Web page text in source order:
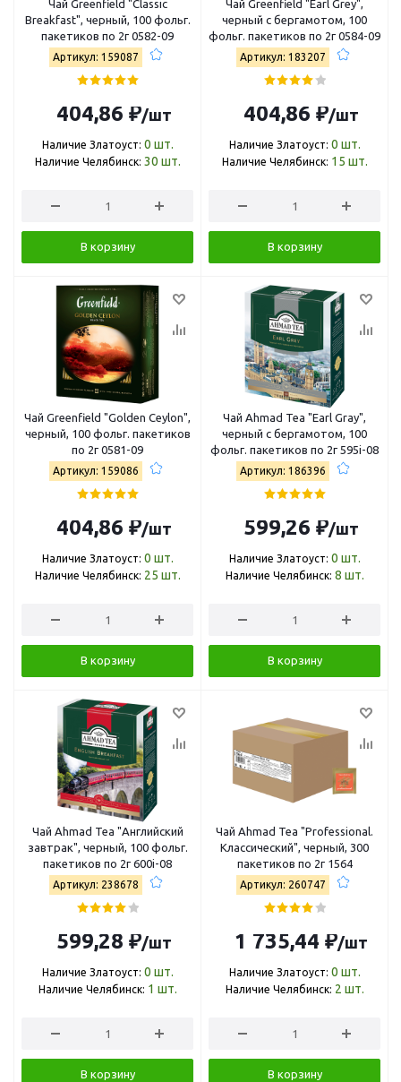
Чай Greenfield "Classic
Breakfast", черный, 100 фольг.
пакетиков по 2г 0582-09
Артикул: 159087
404,86 ₽/шт
Наличие Златоуст: 0 шт.
Наличие Челябинск: 30 шт.
В корзину
Чай Greenfield "Earl Grey",
черный с бергамотом, 100
фольг. пакетиков по 2г 0584-09
Артикул: 183207
404,86 ₽/шт
Наличие Златоуст: 0 шт.
Наличие Челябинск: 15 шт.
В корзину
Чай Greenfield "Golden Ceylon",
черный, 100 фольг. пакетиков
по 2г 0581-09
Артикул: 159086
404,86 ₽/шт
Наличие Златоуст: 0 шт.
Наличие Челябинск: 25 шт.
В корзину
Чай Ahmad Tea "Earl Gray",
черный с бергамотом, 100
фольг. пакетиков по 2г 595i-08
Артикул: 186396
599,26 ₽/шт
Наличие Златоуст: 0 шт.
Наличие Челябинск: 8 шт.
В корзину
Чай Ahmad Tea "Английский
завтрак", черный, 100 фольг.
пакетиков по 2г 600i-08
Артикул: 238678
599,28 ₽/шт
Наличие Златоуст: 0 шт.
Наличие Челябинск: 1 шт.
В корзину
Чай Ahmad Tea "Professional.
Классический", черный, 300
пакетиков по 2г 1564
Артикул: 260747
1 735,44 ₽/шт
Наличие Златоуст: 0 шт.
Наличие Челябинск: 2 шт.
В корзину